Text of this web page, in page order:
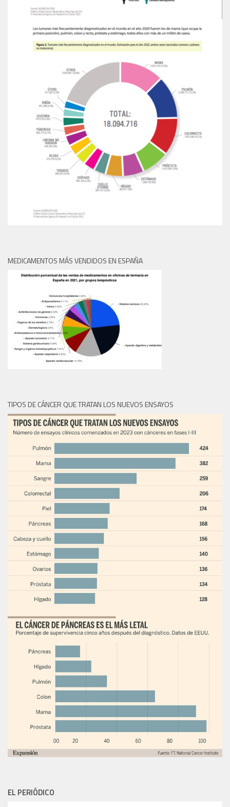
MEDICAMENTOS MÁS VENDIDOS EN ESPAÑA
TIPOS DE CÁNCER QUE TRATAN LOS NUEVOS ENSAYOS
EL PERIÓDICO